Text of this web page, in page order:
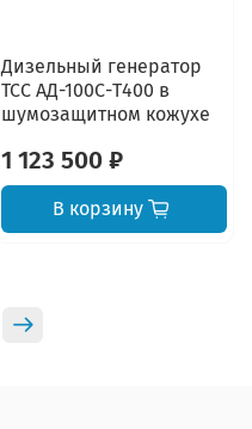
Дизельный генератор
ТСС АД-100С-Т400 в
шумозащитном кожухе
1 123 500 ₽
В корзину